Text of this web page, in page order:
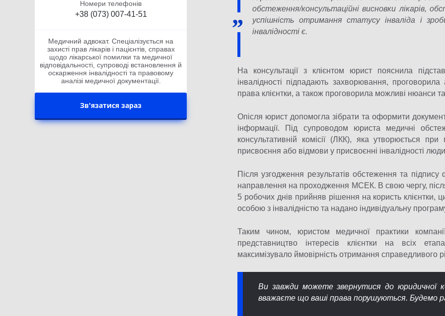
Номери телефонів
+38 (073) 007-41-51
Медичний адвокат. Спеціалізується на
захисті прав лікарів і пацієнтів, справах
щодо лікарської помилки та медичної
відповідальності, супроводі встановлення й
оскарження інвалідності та правовому
аналізі медичної документації.
Зв'язатися зараз
обстеження/консультаційні висновки лікарів,
успішність отримання статусу інваліда і
інвалідності є.
На консультації з клієнтом юрист пояснила
інвалідності підпадають захворювання,
права клієнтки, а також проговорила можливі нюанси
Опісля юрист допомогла зібрати та оформити
інформації. Під супроводом юриста медичні
консультативній комісії (ЛКК), яка утворюється
присвоєння або відмови у присвоєнні інвалідності
Після узгодження результатів обстеження та
направлення на проходження МСЕК. В свою чергу,
5 робочих днів прийняв рішення на користь клієнтки,
особою з інвалідністю та надано індивідуальну програму
Таким чином, юристом медичної практики
представництво інтересів клієнтки на всіх
максимізувало ймовірність отримання справедливого
Ви завжди можете звернутися до юридичної
вважаєте що ваші права порушуються. Будемо